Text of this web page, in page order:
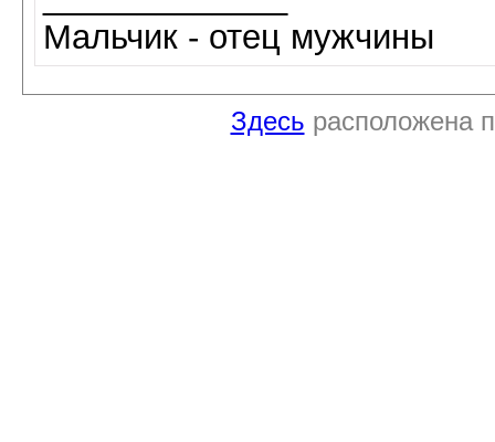
Мальчик - отец мужчины
Здесь расположена